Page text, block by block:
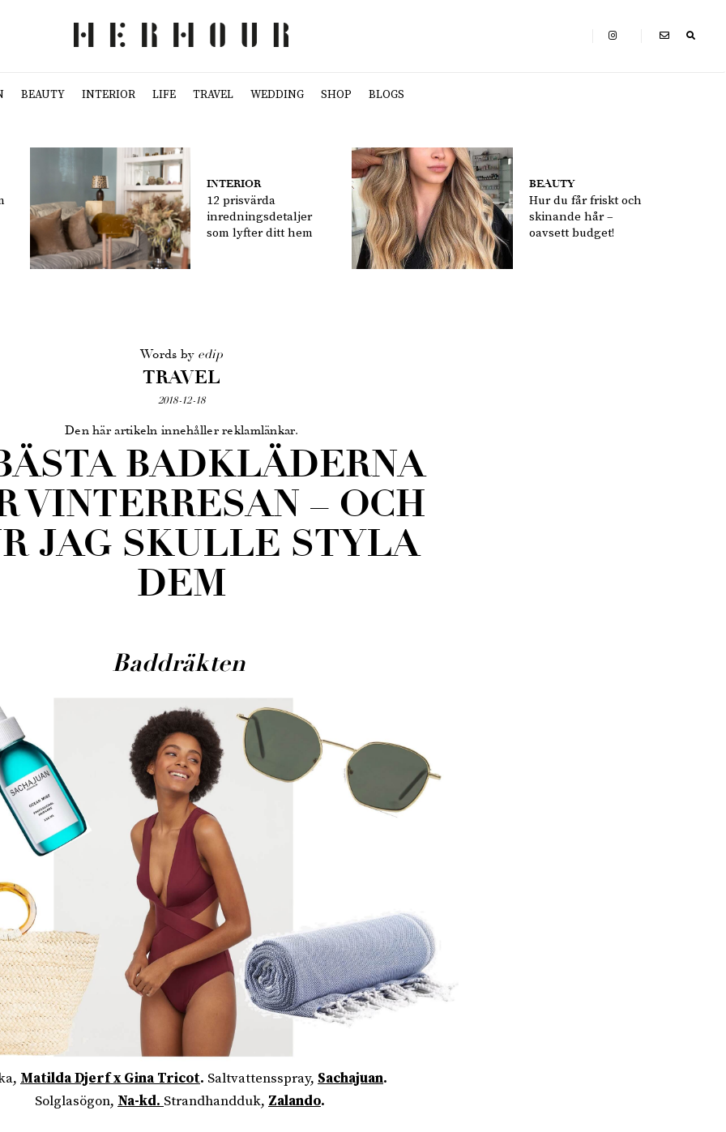
BEAUTY INTERIOR LIFE TRAVEL WEDDING SHOP BLOGS
INTERIOR
12 prisvärda
inredningsdetaljer
som lyfter ditt hem
BEAUTY
Hur du får friskt och
skinande hår –
oavsett budget!
Words by edip
TRAVEL
2018-12-18
Den här artikeln innehåller reklamlänkar.
BADKLÄDERNA
VINTERRESAN – OCH
JAG SKULLE STYLA
DEM
Baddräkten
Matilda Djerf x Gina Tricot. Saltvattensspray, Sachajuan.
Solglasögon, Na-kd. Strandhandduk, Zalando.